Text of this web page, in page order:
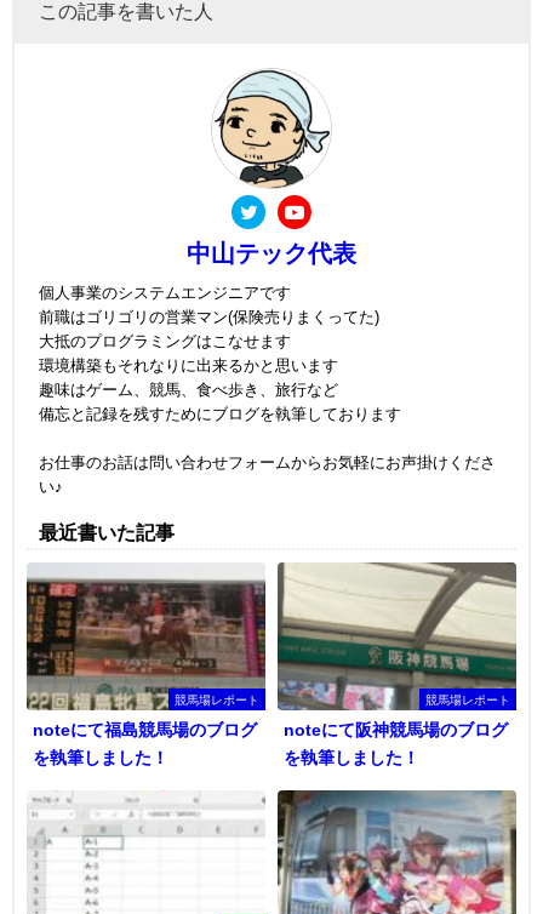
この記事を書いた人
中山テック代表
個人事業のシステムエンジニアです
前職はゴリゴリの営業マン(保険売りまくってた)
大抵のプログラミングはこなせます
環境構築もそれなりに出来るかと思います
趣味はゲーム、競馬、食べ歩き、旅行など
備忘と記録を残すためにブログを執筆しております
お仕事のお話は問い合わせフォームからお気軽にお声掛けくださ
い♪
最近書いた記事
競馬場レポート
noteにて福島競馬場のブログ
を執筆しました！
競馬場レポート
noteにて阪神競馬場のブログ
を執筆しました！